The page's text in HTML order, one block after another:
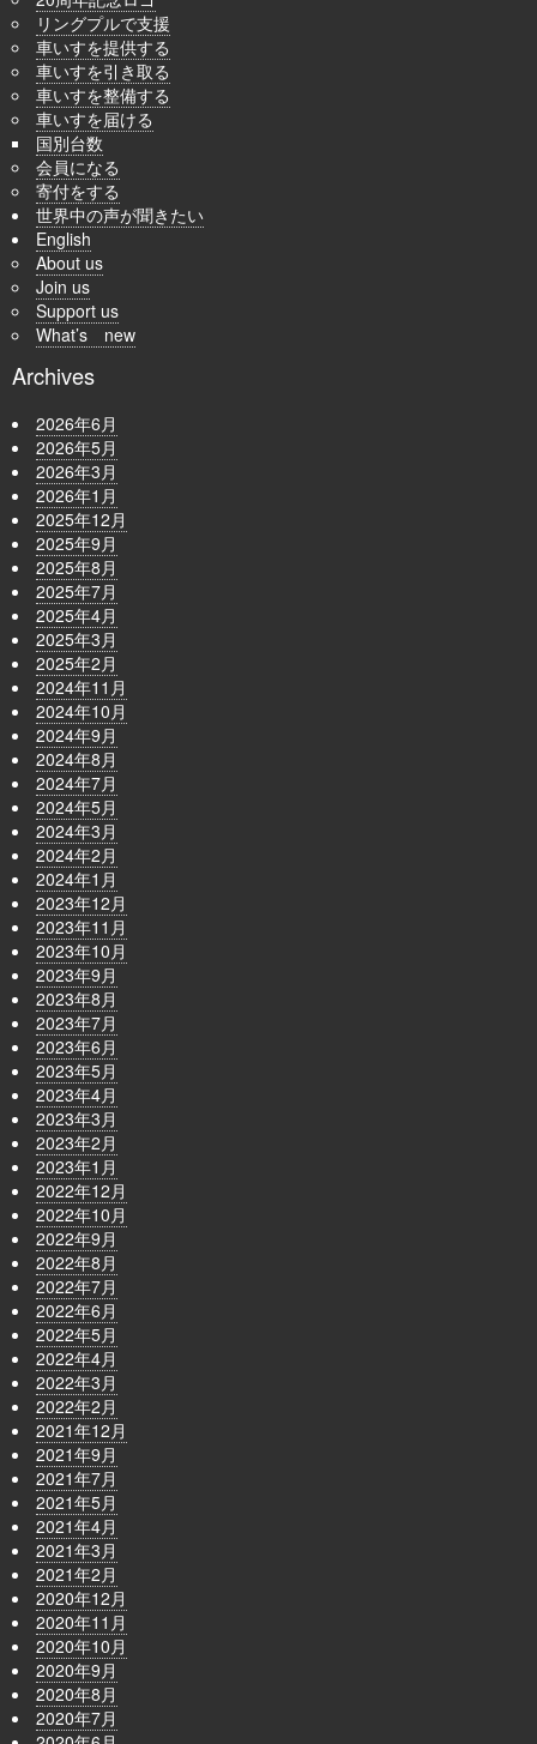
リングプルで支援
車いすを提供する
車いすを引き取る
車いすを整備する
車いすを届ける
国別台数
会員になる
寄付をする
世界中の声が聞きたい
English
About us
Join us
Support us
What’s new
Archives
2026年6月
2026年5月
2026年3月
2026年1月
2025年12月
2025年9月
2025年8月
2025年7月
2025年4月
2025年3月
2025年2月
2024年11月
2024年10月
2024年9月
2024年8月
2024年7月
2024年5月
2024年3月
2024年2月
2024年1月
2023年12月
2023年11月
2023年10月
2023年9月
2023年8月
2023年7月
2023年6月
2023年5月
2023年4月
2023年3月
2023年2月
2023年1月
2022年12月
2022年10月
2022年9月
2022年8月
2022年7月
2022年6月
2022年5月
2022年4月
2022年3月
2022年2月
2021年12月
2021年9月
2021年7月
2021年5月
2021年4月
2021年3月
2021年2月
2020年12月
2020年11月
2020年10月
2020年9月
2020年8月
2020年7月